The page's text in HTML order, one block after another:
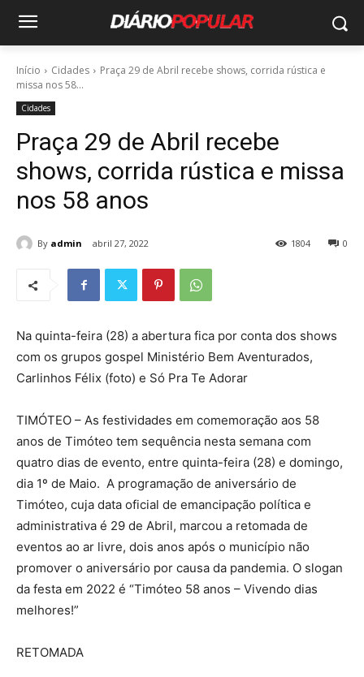
Início Cidades
Praça 29 de Abril recebe shows, corrida rústica e
missa nos 58...
Cidades
Praça 29 de Abril recebe
shows, corrida rústica e missa
nos 58 anos
By admin abril 27, 2022 0
1804
Na quinta-feira (28) a abertura fica por conta dos shows
com os grupos gospel Ministério Bem Aventurados,
Carlinhos Félix (foto) e Só Pra Te Adorar
TIMÓTEO – As festividades em comemoração aos 58
anos de Timóteo tem sequência nesta semana com
quatro dias de evento, entre quinta-feira (28) e domingo,
dia 1º de Maio. A programação de aniversário de
Timóteo, cuja data oficial de emancipação política e
administrativa é 29 de Abril, marcou a retomada de
eventos ao ar livre, dois anos após o município não
promover o aniversário por causa da pandemia. O slogan
da festa em 2022 é “Timóteo 58 anos – Vivendo dias
melhores!”
RETOMADA